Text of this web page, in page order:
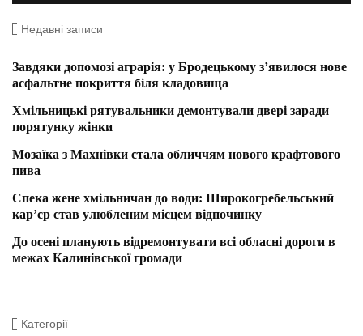
Недавні записи
Завдяки допомозі аграрія: у Бродецькому з’явилося нове
асфальтне покриття біля кладовища
Хмільницькі рятувальники демонтували двері заради
порятунку жінки
Мозаїка з Махнівки стала обличчям нового крафтового
пива
Спека жене хмільничан до води: Широкогребельський
кар’єр став улюбленим місцем відпочинку
До осені планують відремонтувати всі обласні дороги в
межах Калинівської громади
Категорії